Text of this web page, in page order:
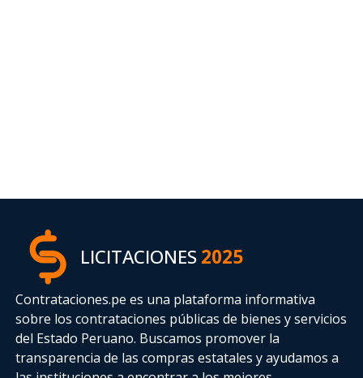
LICITACIONES2025
Contrataciones.pe es una plataforma informativa
sobre los contrataciones públicas de bienes y servicios
del Estado Peruano. Buscamos promover la
transparencia de las compras estatalesy ayudamos a